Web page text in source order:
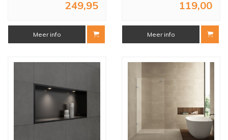
249,95
Meer info
119,00
Meer info